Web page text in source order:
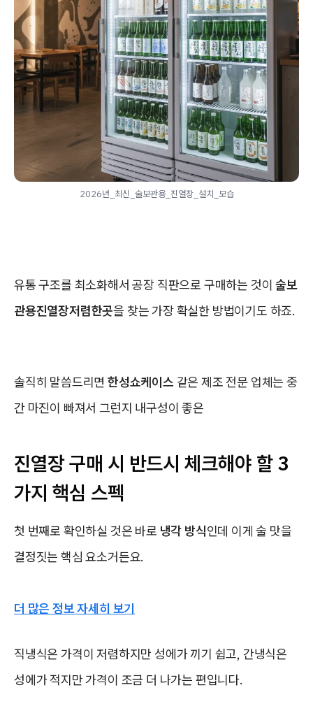
2026년_최신_술보관용_진열장_설치_모습
유통 구조를 최소화해서 공장 직판으로 구매하는 것이술보
관용진열장저렴한곳을 찾는 가장 확실한 방법이기도 하죠.
솔직히 말씀드리면한성쇼케이스 같은 제조 전문 업체는 중
간 마진이 빠져서 그런지 내구성이 좋은
진열장 구매 시 반드시 체크해야 할 3
가지 핵심 스펙
첫 번째로 확인하실 것은 바로 냉각 방식인데 이게 술 맛을
결정짓는 핵심 요소거든요.
더 많은 정보 자세히 보기
직냉식은 가격이 저렴하지만 성에가 끼기 쉽고, 간냉식은
성에가 적지만 가격이 조금 더 나가는 편입니다.